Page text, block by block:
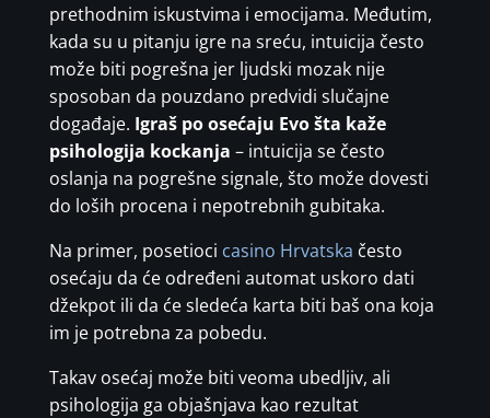
prethodnim iskustvima i emocijama. Međutim,
kada su u pitanju igre na sreću, intuicija često
može biti pogrešna jer ljudski mozak nije
sposoban da pouzdano predvidi slučajne
događaje. Igraš po osećaju Evo šta kaže
psihologija kockanja – intuicija se često
oslanja na pogrešne signale, što može dovesti
do loših procena i nepotrebnih gubitaka.
Na primer, posetioci casino Hrvatska često
osećaju da će određeni automat uskoro dati
džekpot ili da će sledeća karta biti baš ona koja
im je potrebna za pobedu.
Takav osećaj može biti veoma ubedljiv, ali
psihologija ga objašnjava kao rezultat